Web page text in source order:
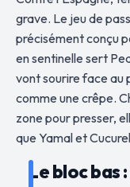
grave. Le jeu de
précisément conçu
en sentinelle sert
vont sourire face au
comme une crêpe.
zone pour presser,
que Yamal et
Le bloc